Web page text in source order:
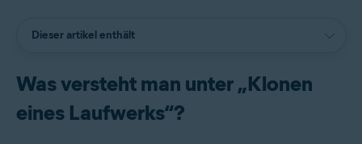
Dieser artikel enthält
Was versteht man unter „Klonen
eines Laufwerks“?